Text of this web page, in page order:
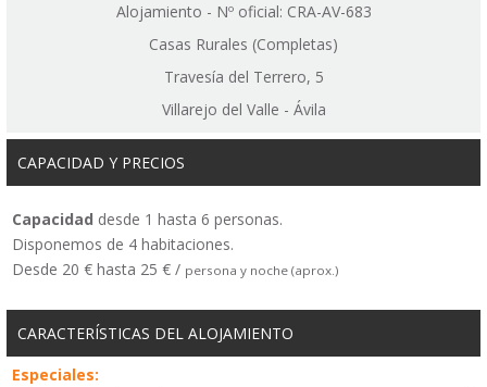
Alojamiento - Nº oficial: CRA-AV-683
Casas Rurales (Completas)
Travesía del Terrero, 5
Villarejo del Valle - Ávila
CAPACIDAD Y PRECIOS
Capacidad desde 1 hasta 6 personas.
Disponemos de 4 habitaciones.
Desde 20 € hasta 25 € / persona y noche (aprox.)
CARACTERÍSTICAS DEL ALOJAMIENTO
Especiales: